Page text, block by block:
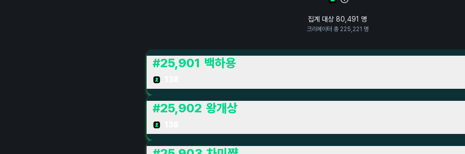
집계 대상 80,491 명
크리에이터 총 225,221 명
#25,901 백하용
#25,902 왕개상